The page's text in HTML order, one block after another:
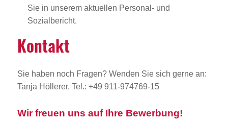
Sie in unserem aktuellen Personal- und
Sozialbericht.
Kontakt
Sie haben noch Fragen? Wenden Sie sich gerne an:
Tanja Höllerer, Tel.: +49 911-974769-15
Wir freuen uns auf Ihre Bewerbung!